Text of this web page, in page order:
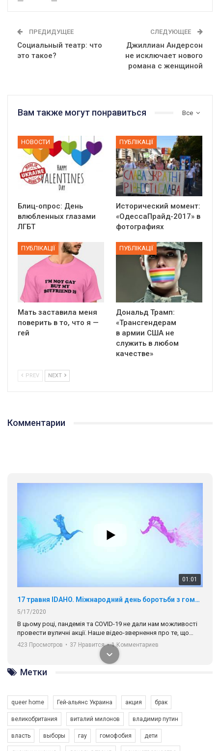
ПРЕДИДУЩЕЕ
Социальный театр: что
это такое?
СЛЕДУЮЩЕЕ
Джиллиан Андерсон
не исключает нового
романа с женщиной
Все
Вам также могут понравиться
НОВОСТИ
Блиц-опрос: День
влюбленных глазами
ЛГБТ
ПУБЛІКАЦІЇ
Исторический момент:
«ОдессаПрайд-2017» в
фотографиях
ПУБЛІКАЦІЇ
Мать заставила меня
поверить в то, что я —
гей
ПУБЛІКАЦІЇ
Дональд Трамп:
«Трансгендерам
в армии США не
служить в любом
качестве»
PREV NEXT
Комментарии
17 травня IDAHO. Міжнародний день боротьби з гомофобією трансфобією і біфобія.
В цьому році, пандемія та COVІD-19 не дали нам можливості
провести вуличні акції. Наше відео-звернення про те, що
разом. Ми закликаємо всіх хто поділяє цінності рівності та
солідарності, приєднатися до нас. Регіональні підрозділи
ГАУ є в 16 областях України.
Разом наш голос лунає гучніше!
423 Просмотров • 37 Нравится • 1 Комментариев
Метки
queer home Гей-альянс Украина акция брак
великобритания виталий милонов владимир путин
власть выборы гау гомофобия дети